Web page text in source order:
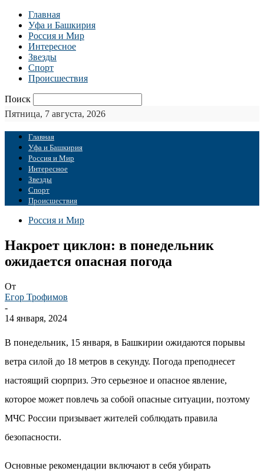
Главная
Уфа и Башкирия
Россия и Мир
Интересное
Звезды
Спорт
Происшествия
Поиск
Пятница, 7 августа, 2026
Главная
Уфа и Башкирия
Россия и Мир
Интересное
Звезды
Спорт
Происшествия
Россия и Мир
Накроет циклон: в понедельник
ожидается опасная погода
От
Егор Трофимов
-
14 января, 2024
В понедельник, 15 января, в Башкирии ожидаются порывы
ветра силой до 18 метров в секунду. Погода преподнесет
настоящий сюрприз. Это серьезное и опасное явление,
которое может повлечь за собой опасные ситуации, поэтому
МЧС России призывает жителей соблюдать правила
безопасности.
Основные рекомендации включают в себя убирать